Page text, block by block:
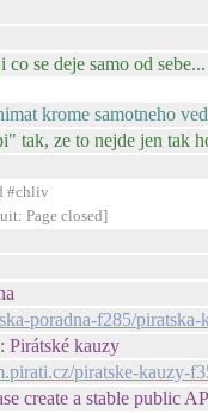
se deje samo od
krome samotneho
tak, ze to nejde jen tak
#chliv
Page closed]
poradna-f285/
Pirátské kauzy
piratske-kauzy-
create a stable public